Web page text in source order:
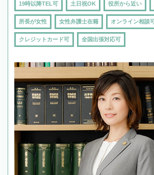
19時以降TEL可 土日祝OK 役所から近い
所長が女性 女性弁護士在籍 オンライン相談
クレジットカード可 全国出張対応可